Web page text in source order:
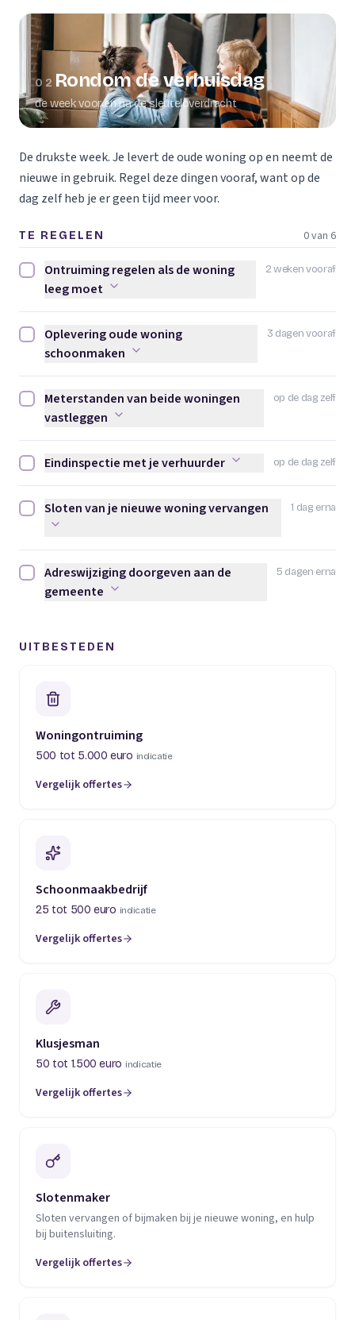
02 Rondom de verhuisdag
de week voor en na de sleuteloverdracht
De drukste week. Je levert de oude woning op en neemt de
nieuwe in gebruik. Regel deze dingen vooraf, want op de
dag zelf heb je er geen tijd meer voor.
TE REGELEN 0 van 6
2 weken vooraf
Ontruiming regelen als de woning leeg moet afvinken
Ontruiming regelen als de woning
leeg moet
3 dagen vooraf
Oplevering oude woning schoonmaken afvinken
Oplevering oude woning
schoonmaken
op de dag zelf
Meterstanden van beide woningen vastleggen afvinken
Meterstanden van beide woningen
vastleggen
op de dag zelf
Eindinspectie met je verhuurder afvinken
Eindinspectie met je verhuurder
1 dag erna
Sloten van je nieuwe woning vervangen afvinken
Sloten van je nieuwe woning vervangen
5 dagen erna
Adreswijziging doorgeven aan de gemeente afvinken
Adreswijziging doorgeven aan de
gemeente
UITBESTEDEN
Woningontruiming
500 tot 5.000 euro indicatie
Vergelijk offertes
(opent in een nieuw tabblad)
Schoonmaakbedrijf
25 tot 500 euro indicatie
Vergelijk offertes
(opent in een nieuw tabblad)
Klusjesman
50 tot 1.500 euro indicatie
Vergelijk offertes
(opent in een nieuw tabblad)
Slotenmaker
Sloten vervangen of bijmaken bij je nieuwe woning, en hulp
bij buitensluiting.
Vergelijk offertes
(opent in een nieuw tabblad)